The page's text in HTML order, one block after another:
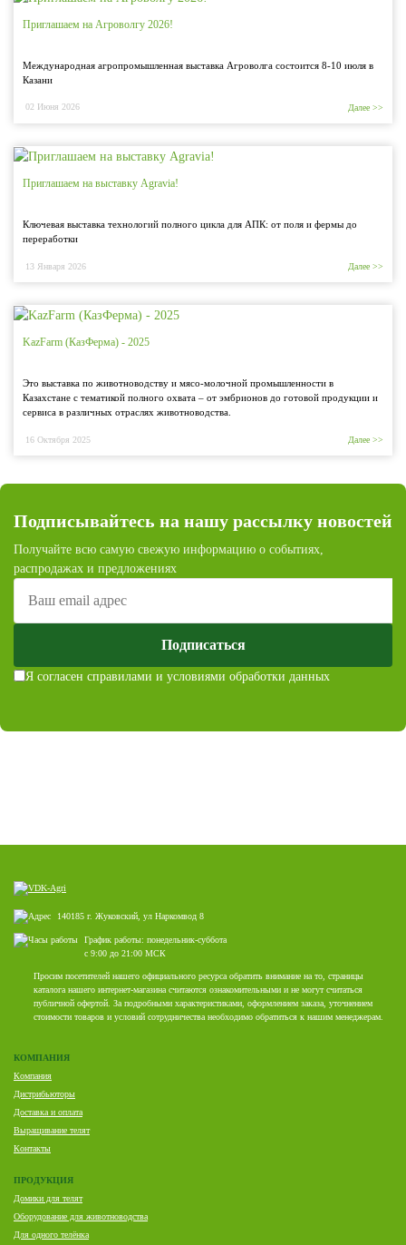
Приглашаем на Агроволгу 2026!
Международная агропромышленная выставка Агроволга состоится 8-10 июля в
Казани
02 Июня 2026 Далее >>
Приглашаем на выставку Agravia!
Ключевая выставка технологий полного цикла для АПК: от поля и фермы до
переработки
13 Января 2026 Далее >>
KazFarm (КазФерма) - 2025
Это выставка по животноводству и мясо-молочной промышленности в
Казахстане с тематикой полного охвата – от эмбрионов до готовой продукции и
сервиса в различных отраслях животноводства.
16 Октября 2025 Далее >>
Подписывайтесь на нашу рассылку новостей
Получайте всю самую свежую информацию о событиях,
распродажах и предложениях
Подписаться
Я согласен справилами и условиями обработки данных
140185 г. Жуковский, ул Наркомвод 8
График работы: понедельник-суббота
с 9:00 до 21:00 МСК
Просим посетителей нашего официального ресурса обратить внимание на то, страницы
каталога нашего интернет-магазина считаются ознакомительными и не могут считаться
публичной офертой. За подробными характеристиками, оформлением заказа, уточнением
стоимости товаров и условий сотрудничества необходимо обратиться к нашим менеджерам.
КОМПАНИЯ
Компания
Дистрибьюторы
Доставка и оплата
Выращивание телят
Контакты
ПРОДУКЦИЯ
Домики для телят
Оборудование для животноводства
Для одного телёнка